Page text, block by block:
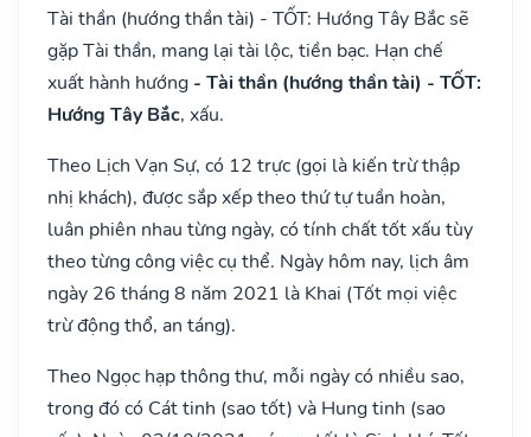
Tài thần (hướng thần tài) - TỐT: Hướng Tây Bắc sẽ
gặp Tài thần, mang lại tài lộc, tiền bạc. Hạn chế
xuất hành hướng - Tài thần (hướng thần tài) - TỐT:
Hướng Tây Bắc, xấu.
Theo Lịch Vạn Sự, có 12 trực (gọi là kiến trừ thập
nhị khách), được sắp xếp theo thứ tự tuần hoàn,
luân phiên nhau từng ngày, có tính chất tốt xấu tùy
theo từng công việc cụ thể. Ngày hôm nay, lịch âm
ngày 26 tháng 8 năm 2021 là Khai (Tốt mọi việc
trừ động thổ, an táng).
Theo Ngọc hạp thông thư, mỗi ngày có nhiều sao,
trong đó có Cát tinh (sao tốt) và Hung tinh (sao